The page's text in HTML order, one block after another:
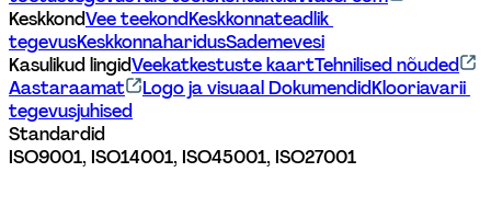
KeskkondVee teekondKeskkonnateadlik
tegevusKeskkonnaharidusSademevesi
Kasulikud lingidVeekatkestuste kaartTehnilised nõuded
Aastaraamat
Logo ja visuaal DokumendidKlooriavarii
tegevusjuhised
Standardid
ISO9001, ISO14001, ISO45001, ISO27001